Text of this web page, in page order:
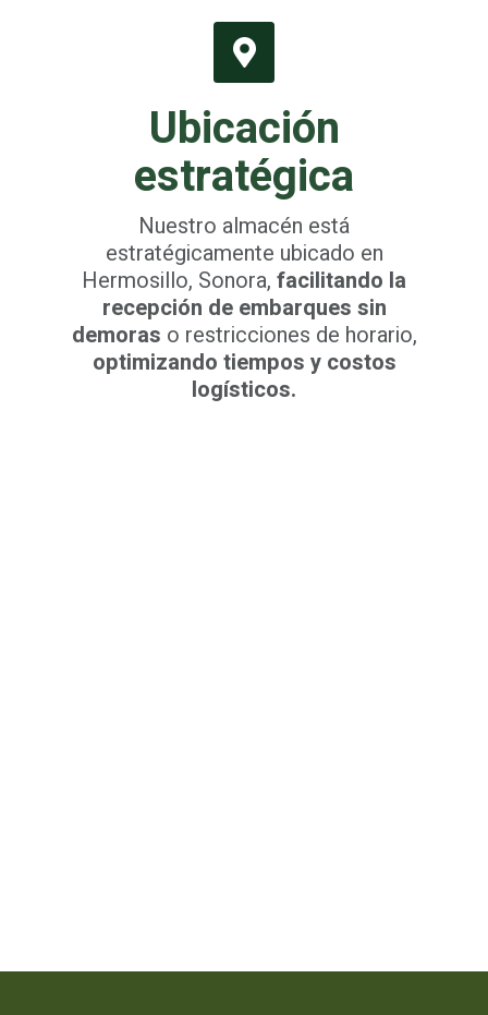
Ubicación
estratégica
Nuestro almacén está
estratégicamente ubicado en
Hermosillo, Sonora, facilitando la
recepción de embarques sin
demoras o restricciones de horario,
optimizando tiempos y costos
logísticos.